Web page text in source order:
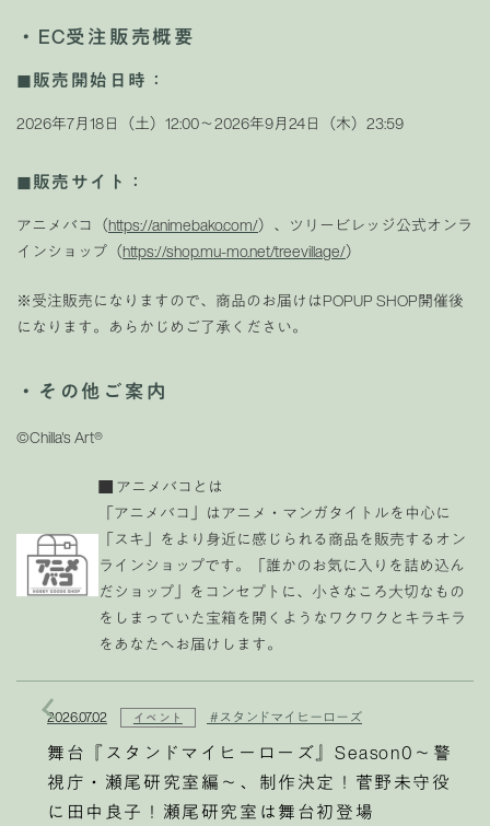
・ EC受注販売概要
◼︎販売開始日時：
2026年7月18日（土）12:00〜2026年9月24日（木）23:59
◼︎販売サイト：
アニメバコ（https://animebako.com/）、ツリービレッジ公式オンラ
インショップ（https://shop.mu-mo.net/treevillage/）
※受注販売になりますので、商品のお届けはPOPUP SHOP開催後
になります。あらかじめご了承ください。
・その他ご案内
©Chilla's Art®
■ アニメバコとは
「アニメバコ」はアニメ・マンガタイトルを中心に
「スキ」をより身近に感じられる商品を販売するオン
ラインショップです。「誰かのお気に入りを詰め込ん
だショップ」をコンセプトに、小さなころ大切なもの
をしまっていた宝箱を開くようなワクワクとキラキラ
をあなたへお届けします。
2026.07.02 イベント #スタンドマイヒーローズ
舞台『スタンドマイヒーローズ』Season0～警
視庁・瀬尾研究室編～、制作決定！菅野未守役
に田中良子！瀬尾研究室は舞台初登場